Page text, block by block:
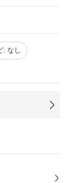
: なし